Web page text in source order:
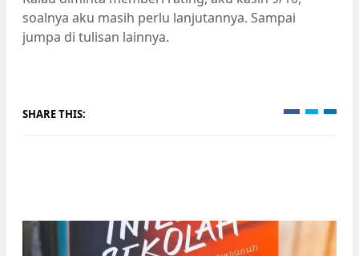
soalnya aku masih perlu lanjutannya. Sampai
jumpa di tulisan lainnya.
SHARE THIS: